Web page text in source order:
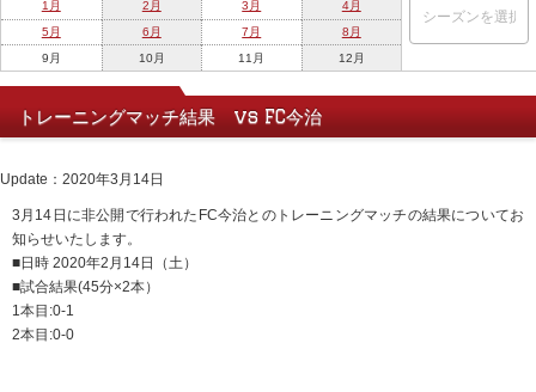
1月 2月 3月
4月
5月
6月 7月
8月
9月
10月 11月 12月
トレーニングマッチ結果 vs FC今治
Update：2020年3月14日
3月14日に非公開で行われたFC今治とのトレーニングマッチの結果についてお
知らせいたします。
■日時 2020年2月14日（土）
■試合結果(45分×2本）
1本目:0-1
2本目:0-0